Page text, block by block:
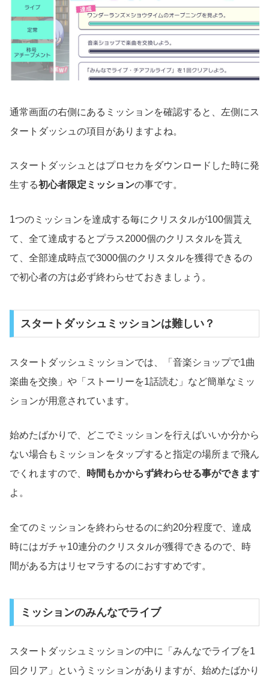
通常画面の右側にあるミッションを確認すると、左側にス
タートダッシュの項目がありますよね。
スタートダッシュとはプロセカをダウンロードした時に発
生する初心者限定ミッションの事です。
1つのミッションを達成する毎にクリスタルが100個貰え
て、全て達成するとプラス2000個のクリスタルを貰え
て、全部達成時点で3000個のクリスタルを獲得できるの
で初心者の方は必ず終わらせておきましょう。
スタートダッシュミッションは難しい？
スタートダッシュミッションでは、「音楽ショップで1曲
楽曲を交換」や「ストーリーを1話読む」など簡単なミッ
ションが用意されています。
始めたばかりで、どこでミッションを行えばいいか分から
ない場合もミッションをタップすると指定の場所まで飛ん
でくれますので、
時間もかからず終わらせる事ができます
よ。
全てのミッションを終わらせるのに約20分程度で、達成
時にはガチャ10連分のクリスタルが獲得できるので、時
間がある方はリセマラするのにおすすめです。
ミッションのみんなでライブ
スタートダッシュミッションの中に「みんなでライブを1
回クリア」というミッションがありますが、始めたばかり